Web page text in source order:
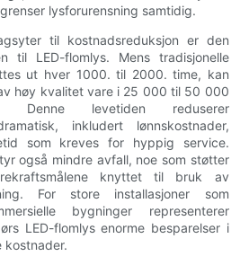
lysforurensning samtidig.
til kostnadsreduksjon er den
til LED-flomlys. Mens tradisjonelle
ut hver 1000. til 2000. time, kan
høy kvalitet vare i 25 000 til 50 000
levetiden reduserer
inkludert lønnskostnader,
som kreves for hyppig service.
også mindre avfall, noe som støtter
knyttet til bruk av
For store installasjoner som
bygninger representerer
LED-flomlys enorme besparelser i
kostnader.